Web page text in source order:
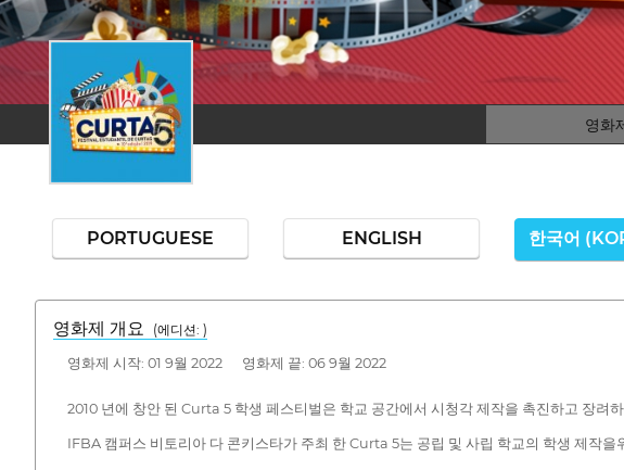
영화
PORTUGUESE ENGLISH 한국어
영화제 개요 (에디션: )
영화제 시작: 01 9월 2022 영화제 끝: 06 9월 2022
2010 년에 창안 된 Curta 5 학생 페스티벌은 학교 공간에서 시청각 제작을 촉진하고 장려
IFBA 캠퍼스 비토리아 다 콘키스타가 주최 한 Curta 5는 공립 및 사립 학교의 학생 제작을